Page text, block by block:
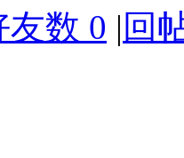
友数 0 | 回